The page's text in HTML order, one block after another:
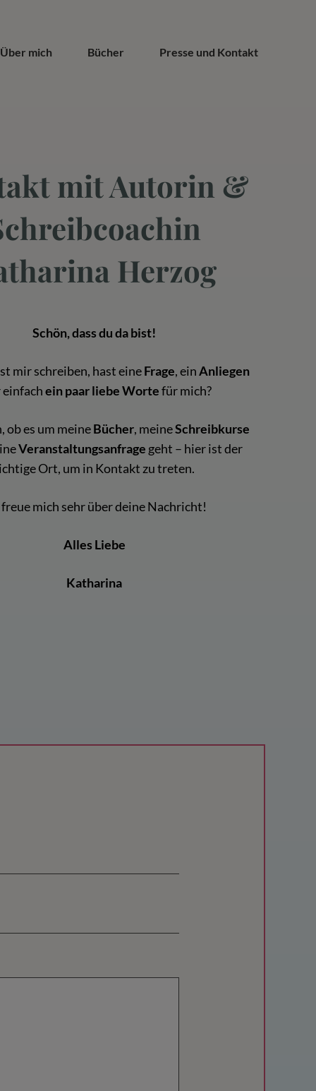
Über mich Bücher Presse und Kontakt
mit Autorin &
Herzog
Schön, dass du da bist!
mir schreiben, hast eineFrage, einAnliegen
ein paar liebe Wortefür mich?
ob es um meineBücher, meineSchreibkurse
Veranstaltungsanfrage geht – hier ist der
Ort, um in Kontakt zu treten.
freue mich sehr über deine Nachricht!
Alles Liebe
Katharina